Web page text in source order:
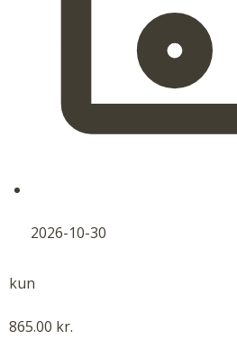
2026-10-30
kun
865.00 kr.